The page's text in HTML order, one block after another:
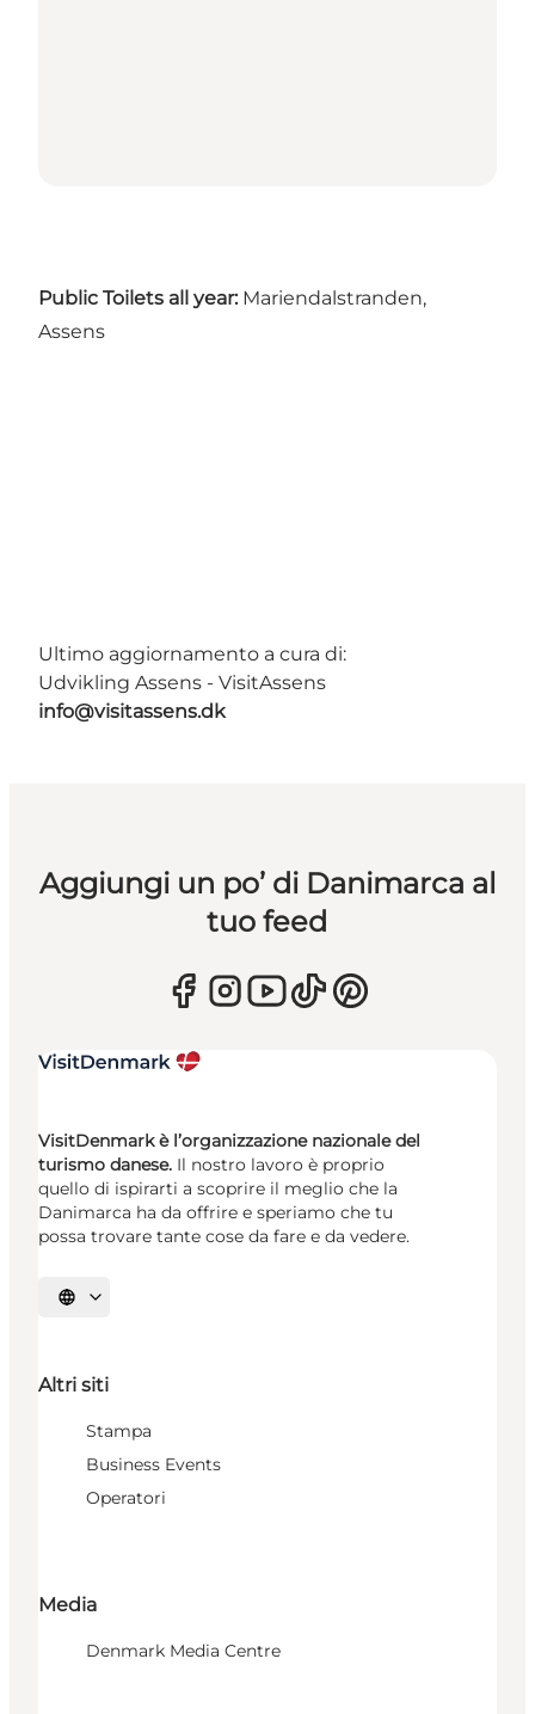
Public Toilets all year: Mariendalstranden,
Assens
Ultimo aggiornamento a cura di:
Udvikling Assens - VisitAssens
info@visitassens.dk
Aggiungi un po’ di Danimarca al
tuo feed
VisitDenmark è l’organizzazione nazionale del
turismo danese. Il nostro lavoro è proprio
quello di ispirarti a scoprire il meglio che la
Danimarca ha da offrire e speriamo che tu
possa trovare tante cose da fare e da vedere.
Seleziona la lingua
Altri siti
Stampa
Business Events
Operatori
Media
Denmark Media Centre